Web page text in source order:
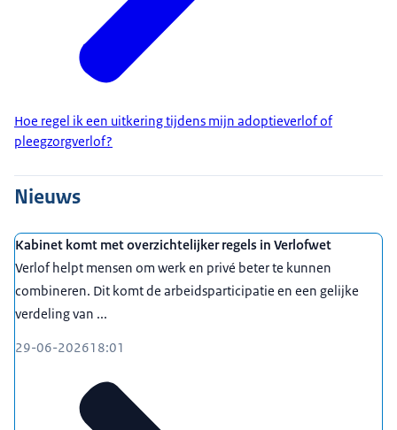
Hoe regel ik een uitkering tijdens mijn adoptieverlof of
pleegzorgverlof?
Nieuws
Kabinet komt met overzichtelijker regels in Verlofwet
Verlof helpt mensen om werk en privé beter te kunnen
combineren. Dit komt de arbeidsparticipatie en een gelijke
verdeling van ...
29-06-202618:01